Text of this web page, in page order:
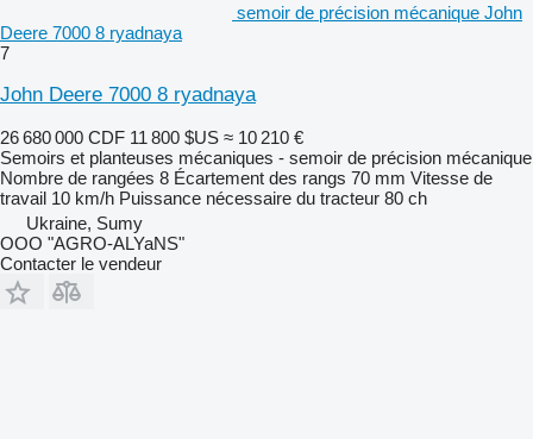
semoir de précision mécanique John
Deere 7000 8 ryadnaya
7
John Deere 7000 8 ryadnaya
26 680 000 CDF 11 800 $US ≈ 10 210 €
Semoirs et planteuses mécaniques - semoir de précision mécanique
Nombre de rangées 8 Écartement des rangs 70 mm Vitesse de
travail 10 km/h Puissance nécessaire du tracteur 80 ch
Ukraine, Sumy
OOO "AGRO-ALYaNS"
Contacter le vendeur